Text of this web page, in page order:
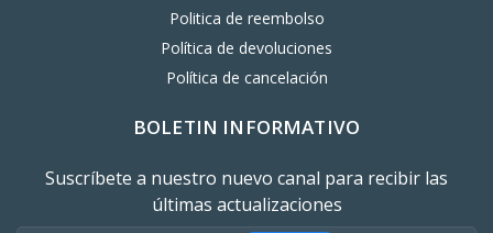
Politica de reembolso
Política de devoluciones
Política de cancelación
BOLETIN INFORMATIVO
Suscríbete a nuestro nuevo canal para recibir las
últimas actualizaciones